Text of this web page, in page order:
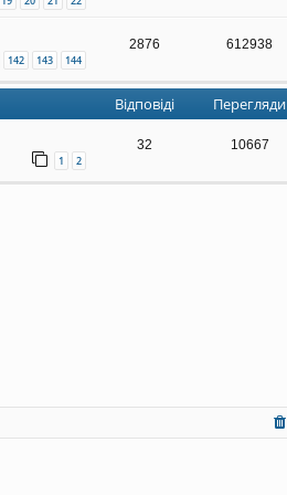
142 143 144
2876 612938
Відповіді Перегляди
1 2
32 10667